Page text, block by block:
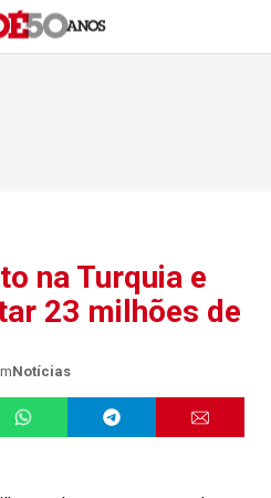
na Turquia e
23 milhões de
Notícias